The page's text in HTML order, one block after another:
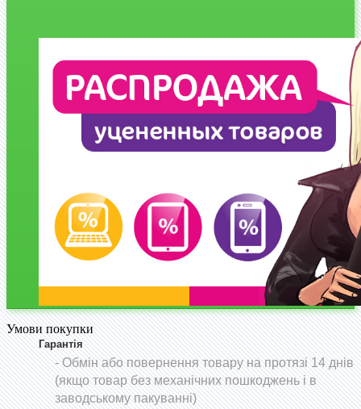
Умови покупки
Гарантія
- Обмін або повернення товару на протязі 14 днів
(якщо товар без механічних пошкоджень і в
заводському пакуванні)